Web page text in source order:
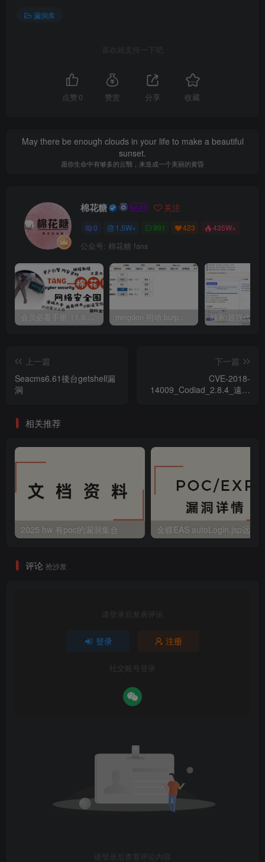
漏洞库
喜欢就支持一下吧
点赞 0 赞赏 分享 收藏
May there be enough clouds in your life to make a beautiful
sunset.
愿你生命中有够多的云翳，来造成一个美丽的黄昏
棉花糖 关注
0 1.5W+ 991 423 435W+
公众号: 棉花糖 fans
会员必看手册（1.9.0版本 26.4.5更新） mingdon 明动 burp插件0.2.6版本 本地时间校验去除版
上一篇
Seacms6.61後台getshell漏
洞
下一篇
CVE-2018-
14009_Codiad_2.8.4_遠程
相关推荐
2025 hw 有poc的漏洞集合
评论 抢沙发
请登录后发表评论
登录 注册
社交账号登录
请登录后查看评论内容